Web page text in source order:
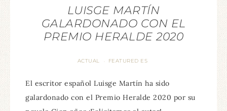
LUISGE MARTÍN
GALARDONADO CON EL
PREMIO HERALDE 2020
ACTUAL FEATURED ES
El escritor español Luisge Martín ha sido
galardonado con el Premio Heralde 2020 por su